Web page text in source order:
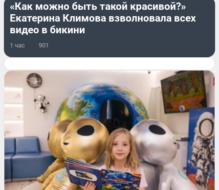
«Как можно быть такой красивой?»
Екатерина Климова взволновала всех
видео в бикини
1 час 901